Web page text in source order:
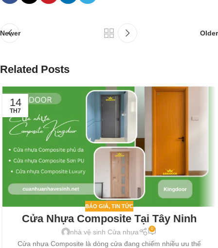
Newer Older
Related Posts
14
TH7
BÁO GIÁ, TIN TỨC
Cửa Nhựa Composite Tại Tây Ninh
nhà vệ sinh Cửa nhựa 0
Cửa nhựa Composite là dòng cửa đang chiếm nhiều ưu thế